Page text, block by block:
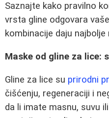
Saznajte kako pravilno
vrsta gline odgovara
kombinacije daju
Maske od gline za lice:
Gline za lice su prirodni
čišćenju, regeneraciji i
da li imate masnu, suvu